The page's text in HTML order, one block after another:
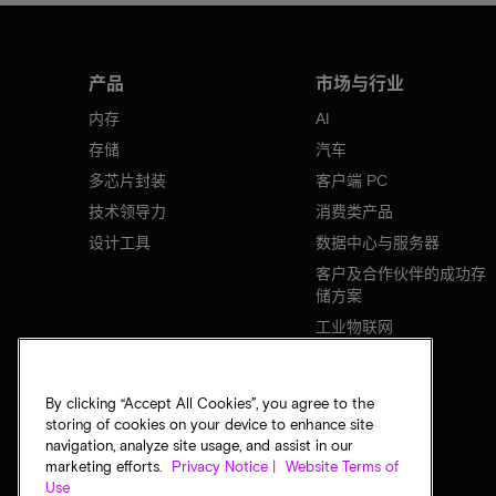
产品
内存
存储
多芯片封装
技术领导力
设计工具
市场与行业
AI
汽车
客户端 PC
消费类产品
数据中心与服务器
客户及合作伙伴的成功存
储方案
工业物联网
By clicking “Accept All Cookies”, you agree to the
storing of cookies on your device to enhance site
navigation, analyze site usage, and assist in our
marketing efforts.
Privacy Notice |
Website Terms of
Use